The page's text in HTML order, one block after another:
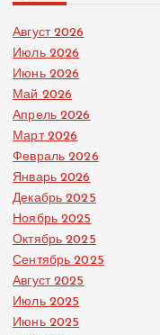
Август 2026
Июль 2026
Июнь 2026
Май 2026
Апрель 2026
Март 2026
Февраль 2026
Январь 2026
Декабрь 2025
Ноябрь 2025
Октябрь 2025
Сентябрь 2025
Август 2025
Июль 2025
Июнь 2025